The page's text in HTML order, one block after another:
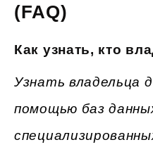
(FAQ)
Как узнать, кто
Узнать владельца
помощью баз